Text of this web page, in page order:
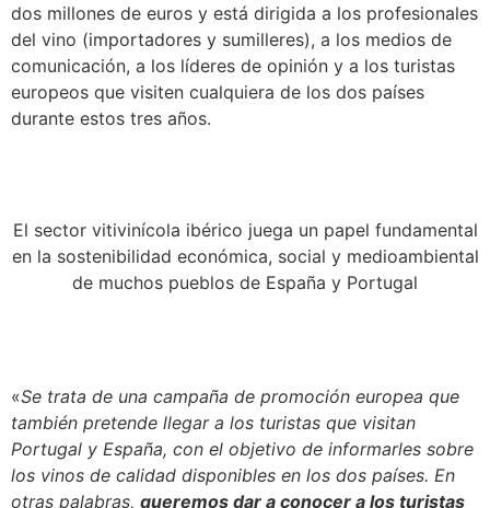
dos millones de euros y está dirigida a los profesionales
del vino (importadores y sumilleres), a los medios de
comunicación, a los líderes de opinión y a los turistas
europeos que visiten cualquiera de los dos países
durante estos tres años.
El sector vitivinícola ibérico juega un papel fundamental
en la sostenibilidad económica, social y medioambiental
de muchos pueblos de España y Portugal
«Se trata de una campaña de promoción europea que
también pretende llegar a los turistas que visitan
Portugal y España, con el objetivo de informarles sobre
los vinos de calidad disponibles en los dos países. En
otras palabras, queremos dar a conocer a los turistas